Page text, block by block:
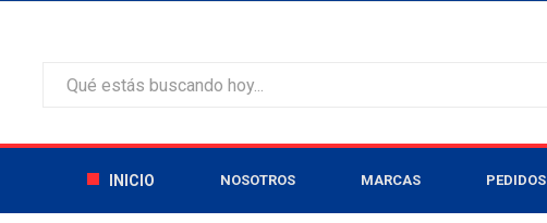
INICIO NOSOTROS MARCAS PEDIDOS